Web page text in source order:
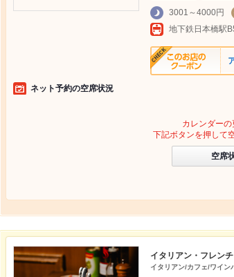
3001～4000円
地下鉄日本橋駅
ネット予約の空席状況
カレンダーの
下記ボタンを押して
空席
イタリアン・フレン
イタリアン/カフェ/ワイン